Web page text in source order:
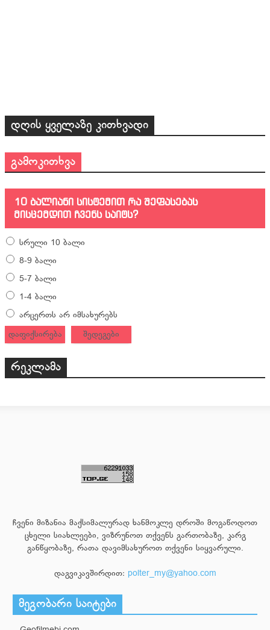
დღის ყველაზე კითხვადი
გამოკითხვა
10 ბალიანი სისტემით რა შეფასებას
მისცემდით ჩვენს საიტს?
სრული 10 ბალი
8-9 ბალი
5-7 ბალი
1-4 ბალი
არცერთს არ იმსახურებს
დაფიქსირება
შედეგები
რეკლამა
ჩვენი მიზანია მაქსიმალურად ხანმოკლე დროში მოგაწოდოთ
ცხელი სიახლეები, ვიზრუნოთ თქვენს გართობაზე, კარგ
განწყობაზე, რათა დავიმსახუროთ თქვენი სიყვარული.
დაგვიკავშირდით: polter_my@yahoo.com
მეგობარი საიტები